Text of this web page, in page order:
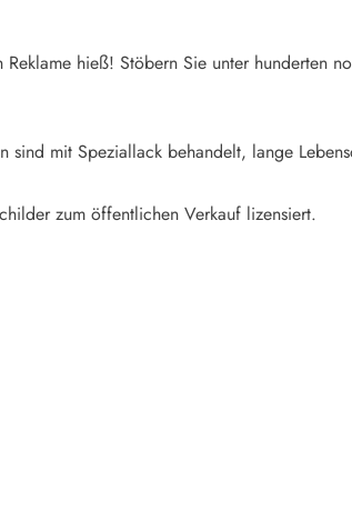
hieß! Stöbern Sie unter hunderten
mit Speziallack behandelt, lange
zum öffentlichen Verkauf lizensiert.